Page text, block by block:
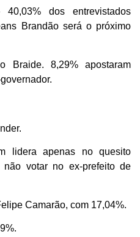
dos entrevistados
Brandão será o próximo
Braide. 8,29% apostaram
lidera apenas no quesito
não votar no ex-prefeito de
Camarão, com 17,04%.